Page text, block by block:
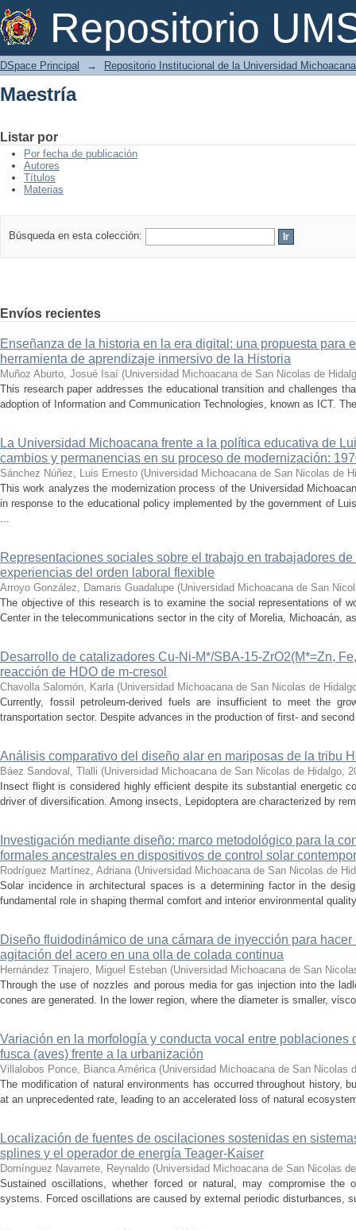
Repositorio
Maestría
DSpace Principal → Repositorio Institucional de la Universidad
Maestría
Listar por
Por fecha de publicación
Autores
Títulos
Materias
Búsqueda en esta colección:
Envíos recientes
Enseñanza de la historia en la era digital: una propuesta para
herramienta de aprendizaje inmersivo de la Historia
Muñoz Aburto, Josué Isaí (Universidad Michoacana de San Nicolas de
This research paper addresses the educational transition and challenges
adoption of Information and Communication Technologies, known as ICT.
La Universidad Michoacana frente a la política educativa de
cambios y permanencias en su proceso de modernización:
Sánchez Núñez, Luis Ernesto (Universidad Michoacana de San Nicolas de
This work analyzes the modernization process of the Universidad
in response to the educational policy implemented by the government of
...
Representaciones sociales sobre el trabajo en trabajadores
experiencias del orden laboral flexible
Arroyo González, Damaris Guadalupe (Universidad Michoacana de San
The objective of this research is to examine the social representations of
Center in the telecommunications sector in the city of Morelia, Michoacán,
Desarrollo de catalizadores Cu-Ni-M*/SBA-15-ZrO2(M*=Zn,
reacción de HDO de m-cresol
Chavolla Salomón, Karla (Universidad Michoacana de San Nicolas de
Currently, fossil petroleum-derived fuels are insufficient to meet the
transportation sector. Despite advances in the production of first- and
Análisis comparativo del diseño alar en mariposas de la tribu
Báez Sandoval, Tlalli (Universidad Michoacana de San Nicolas de Hidalgo,
Insect flight is considered highly efficient despite its substantial energetic
driver of diversification. Among insects, Lepidoptera are characterized by
Investigación mediante diseño: marco metodológico para la
formales ancestrales en dispositivos de control solar
Rodríguez Martínez, Adriana (Universidad Michoacana de San Nicolas de
Solar incidence in architectural spaces is a determining factor in the
fundamental role in shaping thermal comfort and interior environmental
Diseño fluidodinámico de una cámara de inyección para
agitación del acero en una olla de colada continua
Hernández Tinajero, Miguel Esteban (Universidad Michoacana de San
Through the use of nozzles and porous media for gas injection into the
cones are generated. In the lower region, where the diameter is smaller,
Variación en la morfología y conducta vocal entre poblaciones
fusca (aves) frente a la urbanización
Villalobos Ponce, Bianca América (Universidad Michoacana de San Nicolas
The modification of natural environments has occurred throughout history,
at an unprecedented rate, leading to an accelerated loss of natural
Localización de fuentes de oscilaciones sostenidas en
splines y el operador de energía Teager-Kaiser
Domínguez Navarrete, Reynaldo (Universidad Michoacana de San Nicolas
Sustained oscillations, whether forced or natural, may compromise the
systems. Forced oscillations are caused by external periodic disturbances,